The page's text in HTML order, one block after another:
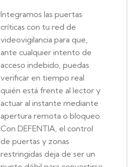
Integramos las puertas
críticas con tu red de
videovigilancia para que,
ante cualquier intento de
acceso indebido, puedas
verificar en tiempo real
quién está frente al lector y
actuar al instante mediante
apertura remota o bloqueo.
Con DEFENTIA, el control
de puertas y zonas
restringidas deja de ser un